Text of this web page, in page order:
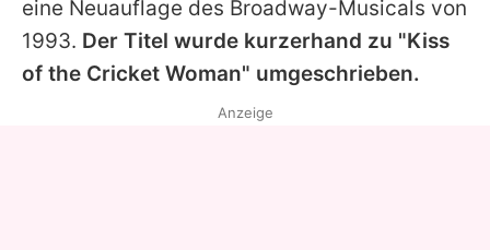
eine Neuauflage des Broadway-Musicals von
1993. Der Titel wurde kurzerhand zu "Kiss
of the Cricket Woman" umgeschrieben.
Anzeige